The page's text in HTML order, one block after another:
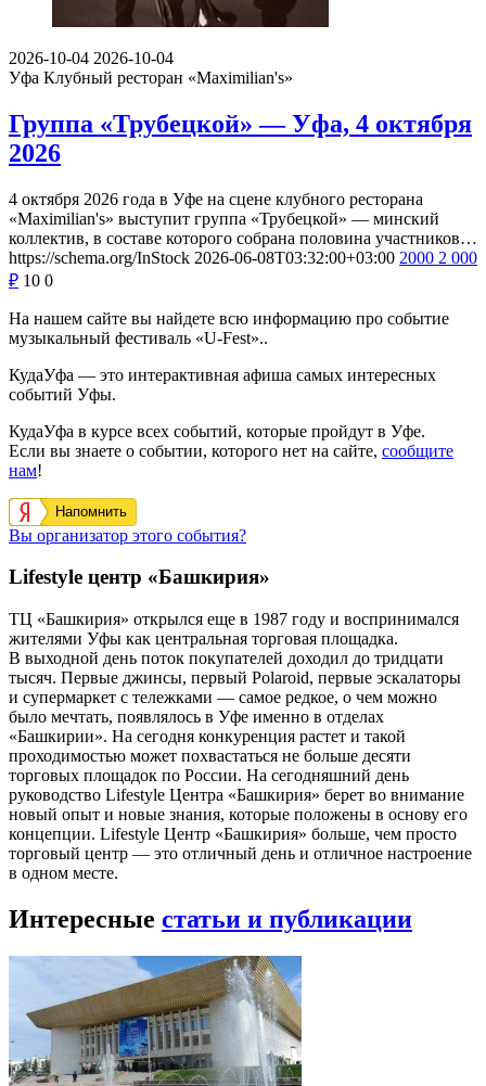
2026-10-04 2026-10-04
Уфа Клубный ресторан «Maximilian's»
Группа «Трубецкой» — Уфа, 4 октября
2026
4 октября 2026 года в Уфе на сцене клубного ресторана
«Maximilian's» выступит группа «Трубецкой» — минский
коллектив, в составе которого собрана половина участников…
https://schema.org/InStock 2026-06-08T03:32:00+03:00 2000 2 000
₽ 10 0
На нашем сайте вы найдете всю информацию про событие
музыкальный фестиваль «U-Fest»..
КудаУфа — это интерактивная афиша самых интересных
событий Уфы.
КудаУфа в курсе всех событий, которые пройдут в Уфе.
Если вы знаете о событии, которого нет на сайте, сообщите
нам!
Напомнить
Вы организатор этого события?
Lifestyle центр «Башкирия»
ТЦ «Башкирия» открылся еще в 1987 году и воспринимался
жителями Уфы как центральная торговая площадка.
В выходной день поток покупателей доходил до тридцати
тысяч. Первые джинсы, первый Polaroid, первые эскалаторы
и супермаркет с тележками — самое редкое, о чем можно
было мечтать, появлялось в Уфе именно в отделах
«Башкирии». На сегодня конкуренция растет и такой
проходимостью может похвастаться не больше десяти
торговых площадок по России. На сегодняшний день
руководство Lifestyle Центра «Башкирия» берет во внимание
новый опыт и новые знания, которые положены в основу его
концепции. Lifestyle Центр «Башкирия» больше, чем просто
торговый центр — это отличный день и отличное настроение
в одном месте.
Интересные статьи и публикации